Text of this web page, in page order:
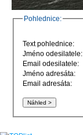
Pohlednice:
Text pohlednice:
Jméno odesilatele:
Email odesilatele:
Jméno adresáta:
Email adresáta: